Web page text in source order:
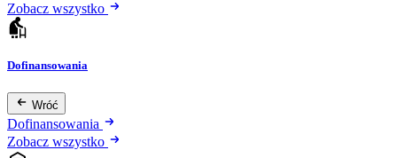
Zobacz wszystko
Dofinansowania
Wróć
Dofinansowania
Zobacz wszystko